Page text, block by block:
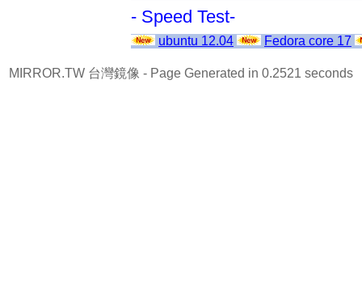
- Speed Test-
ubuntu 12.04 Fedora core 17
MIRROR.TW 台灣鏡像 - Page Generated in 0.2521 seconds